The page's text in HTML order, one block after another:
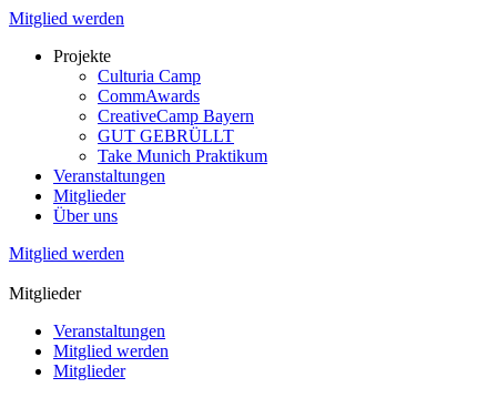
Mitglied werden
Projekte
Culturia Camp
CommAwards
CreativeCamp Bayern
GUT GEBRÜLLT
Take Munich Praktikum
Veranstaltungen
Mitglieder
Über uns
Mitglied werden
Mitglieder
Veranstaltungen
Mitglied werden
Mitglieder